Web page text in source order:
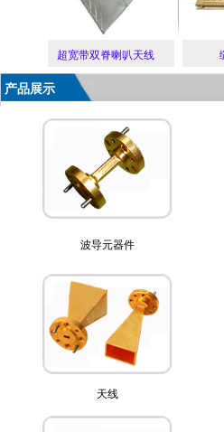
超宽带双脊喇叭天线
产品展示
波导元器件
天线